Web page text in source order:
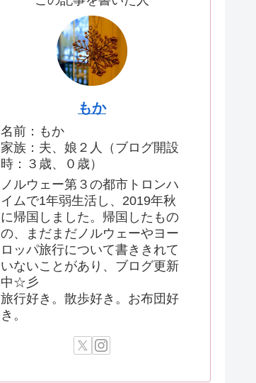
もか
名前：もか
家族：夫、娘２人（ブログ開設
時：３歳、０歳）
ノルウェー第３の都市トロンハ
イムで1年弱生活し、2019年秋
に帰国しました。帰国したもの
の、まだまだノルウェーやヨー
ロッパ旅行について書ききれて
いないことがあり、ブログ更新
中☆彡
旅行好き。散歩好き。お布団好
き。